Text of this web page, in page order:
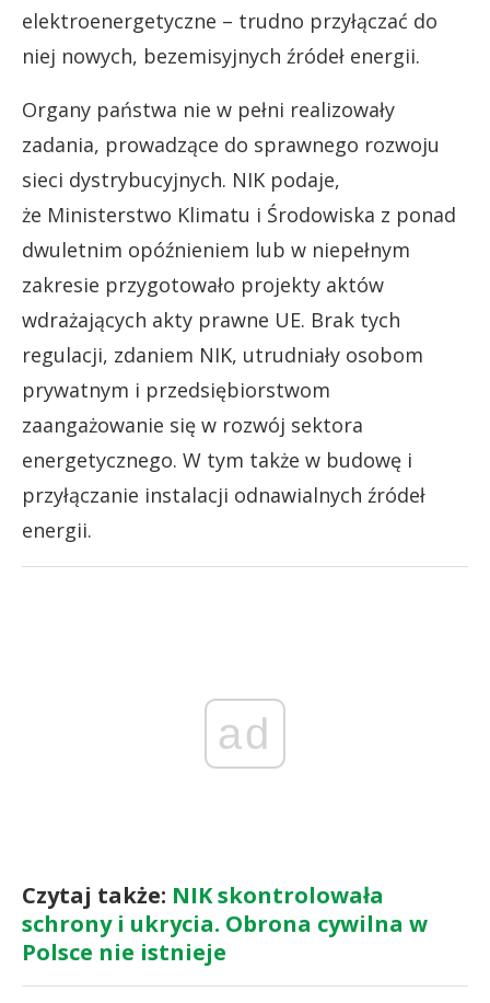
elektroenergetyczne – trudno przyłączać do
niej nowych, bezemisyjnych źródeł energii.
Organy państwa nie w pełni realizowały
zadania, prowadzące do sprawnego rozwoju
sieci dystrybucyjnych. NIK podaje,
że Ministerstwo Klimatu i Środowiska z ponad
dwuletnim opóźnieniem lub w niepełnym
zakresie przygotowało projekty aktów
wdrażających akty prawne UE. Brak tych
regulacji, zdaniem NIK, utrudniały osobom
prywatnym i przedsiębiorstwom
zaangażowanie się w rozwój sektora
energetycznego. W tym także w budowę i
przyłączanie instalacji odnawialnych źródeł
energii.
ad
Czytaj także: NIK skontrolowała
schrony i ukrycia. Obrona cywilna w
Polsce nie istnieje